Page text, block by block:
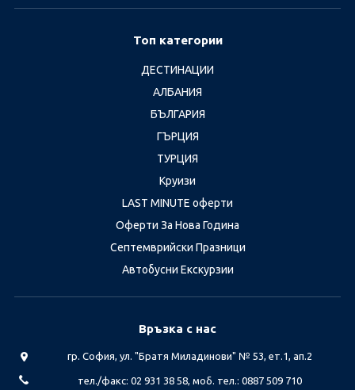
Топ категории
ДЕСТИНАЦИИ
АЛБАНИЯ
БЪЛГАРИЯ
ГЪРЦИЯ
ТУРЦИЯ
Круизи
LAST MINUTE оферти
Оферти За Нова Година
Септемврийски Празници
Автобусни Екскурзии
Връзка с нас
гр. София, ул. "Братя Миладинови" № 53, ет.1, ап.2
тел./факс: 02 931 38 58, моб. тел.: 0887 509 710